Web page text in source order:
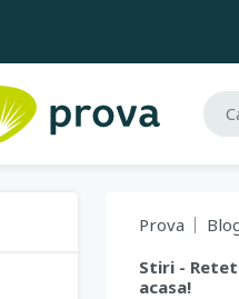
Prova
Stiri -
acasa!